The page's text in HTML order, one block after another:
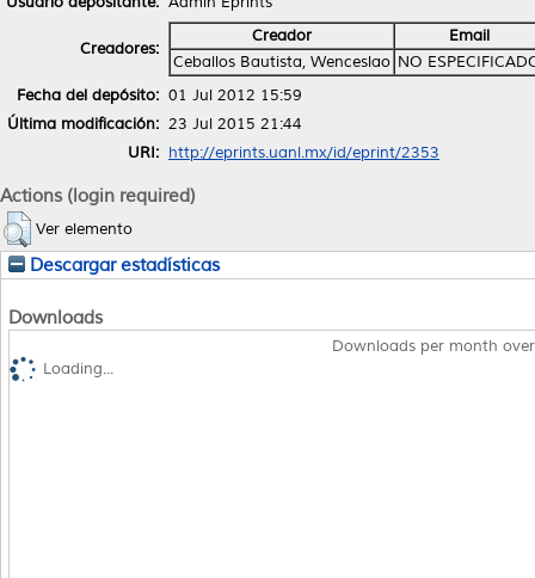
Creadores:
Creador
Email
Ceballos Bautista, Wenceslao NO
Fecha del depósito: 01 Jul 2012 15:59
Última modificación: 23 Jul 2015 21:44
URI: http://eprints.uanl.mx/id/eprint/2353
Actions (login required)
Ver elemento
Descargar estadísticas
Downloads
Downloads per month
Loading...